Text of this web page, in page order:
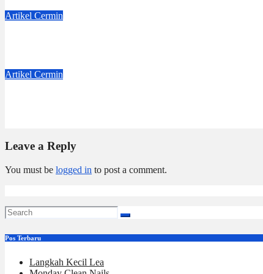
Artikel Cermin
Artikel Cermin
Leave a Reply
You must be logged in to post a comment.
Pos Terbaru
Langkah Kecil Lea